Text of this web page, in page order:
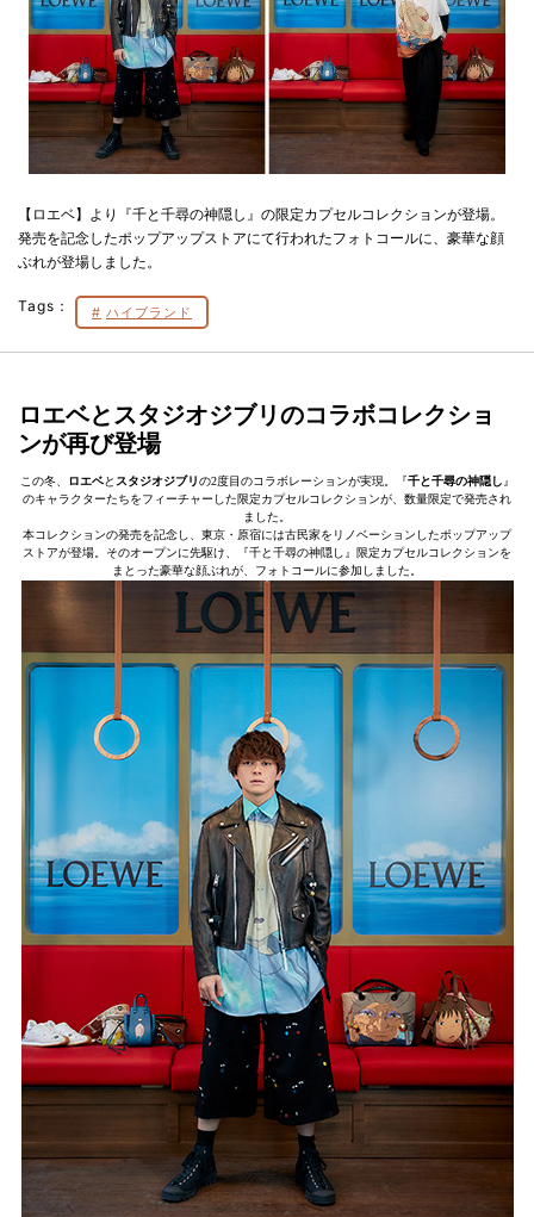
【ロエベ】より『千と千尋の神隠し』の限定カプセルコレクションが登場。
発売を記念したポップアップストアにて行われたフォトコールに、豪華な顔
ぶれが登場しました。
Tags： ハイブランド
ロエベとスタジオジブリのコラボコレクショ
ンが再び登場
この冬、 ロエベと スタジオジブリの2度⽬のコラボレーションが実現。『千と千尋の神隠し 』
のキャラクターたちをフィーチャーした限定カプセルコレクションが、数量限定で発売され
ました。
本コレクションの発売を記念し、東京・原宿には古⺠家をリノベーションしたポップアップ
ストアが登場。そのオープンに先駆け、『千と千尋の神隠し』限定カプセルコレクションを
まとった豪華な顔ぶれが、フォトコールに参加しました。